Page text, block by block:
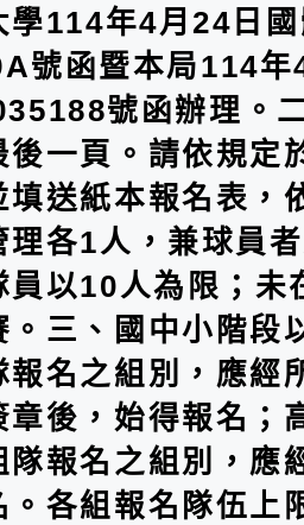
學114年4月24日
號函暨本局114年
號函辦理。
後一頁。請依規定
填送紙本報名表，
理各1人，兼球員
員以10人為限；未
。三、國中小階段
報名之組別，應經
章後，始得報名；
隊報名之組別，應
。各組報名隊伍上